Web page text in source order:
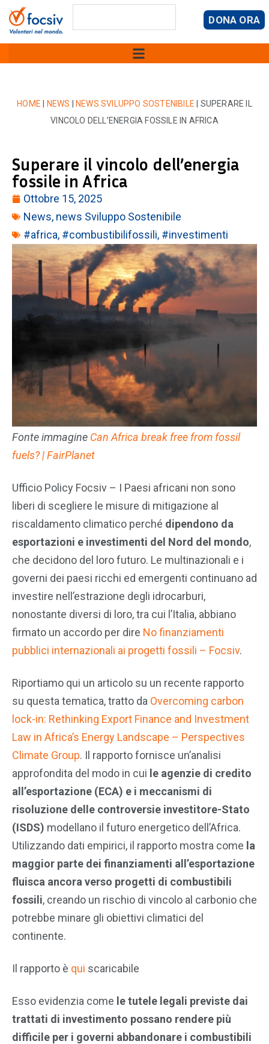
DONA ORA
HOME NEWS NEWS SVILUPPO SOSTENIBILE
SUPERARE IL
VINCOLO DELL’ENERGIA FOSSILE IN AFRICA
Superare il vincolo dell’energia
fossile in Africa
Ottobre 15, 2025
News, news Sviluppo Sostenibile
#africa, #combustibilifossili, #investimenti
Fonte immagine Can Africa break free from fossil
fuels? | FairPlanet
Ufficio Policy Focsiv – I Paesi africani non sono
liberi di scegliere le misure di mitigazione al
riscaldamento climatico perché dipendono da
esportazioni e investimenti del Nord del mondo,
che decidono del loro futuro. Le multinazionali e i
governi dei paesi ricchi ed emergenti continuano ad
investire nell’estrazione degli idrocarburi,
nonostante diversi di loro, tra cui l’Italia, abbiano
firmato un accordo per dire No finanziamenti
pubblici internazionali ai progetti fossili – Focsiv.
Riportiamo qui un articolo su un recente rapporto
su questa tematica, tratto da Overcoming carbon
lock-in: Rethinking Export Finance and Investment
Law in Africa’s Energy Landscape – Perspectives
Climate Group. Il rapporto fornisce un’analisi
approfondita del modo in cui le agenzie di credito
all’esportazione (ECA) e i meccanismi di
risoluzione delle controversie investitore-Stato
(ISDS) modellano il futuro energetico dell’Africa.
Utilizzando dati empirici, il rapporto mostra come la
maggior parte dei finanziamenti all’esportazione
fluisca ancora verso progetti di combustibili
fossili, creando un rischio di vincolo al carbonio che
potrebbe minare gli obiettivi climatici del
continente.
Il rapporto è qui scaricabile
Esso evidenzia come le tutele legali previste dai
trattati di investimento possano rendere più
difficile per i governi abbandonare i combustibili